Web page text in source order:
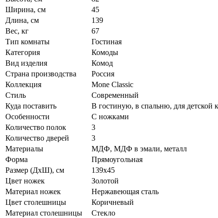
Ширина, см
45
Длина, см
139
Вес, кг
67
Тип комнаты
Гостиная
Категория
Комоды
Вид изделия
Комод
Страна производства
Россия
Коллекция
Mone Classic
Стиль
Современный
Куда поставить
В гостиную, в спальню, для детской
Особенности
С ножками
Количество полок
3
Количество дверей
3
Материалы
МДФ, МДФ в эмали, металл
Форма
Прямоугольная
Размер (ДхШ), см
139х45
Цвет ножек
Золотой
Материал ножек
Нержавеющая сталь
Цвет столешницы
Коричневый
Материал столешницы
Стекло